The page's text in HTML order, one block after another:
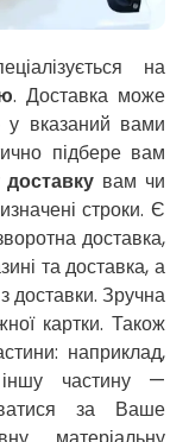
на
. Доставка може
у вказаний вами
підбере вам
доставку вам чи
строки. Є
доставка,
та доставка, а
доставки. Зручна
картки. Також
наприклад,
частину —
за Ваше